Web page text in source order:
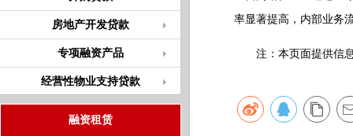
房地产开发贷款
专项融资产品
经营性物业支持贷款
融资租赁
率显著提高，内部业务
注：本页面提供信息